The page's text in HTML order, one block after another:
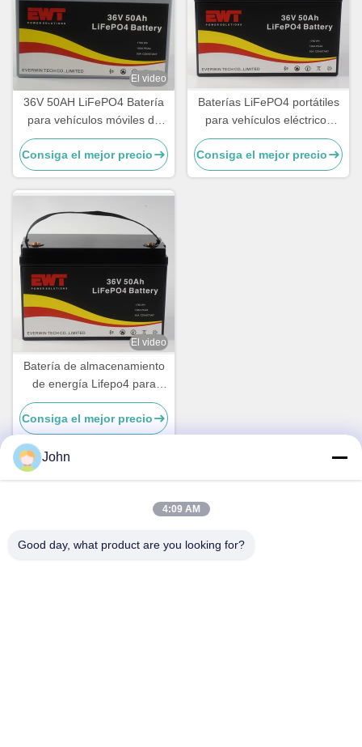
El video
36V 50AH LiFePO4 Batería
para vehículos móviles de
recreo Fuente de
alimentación para sistemas
de almacenamiento de
energía
Consiga el mejor precio
Baterías LiFePO4 portátiles
para vehículos eléctricos
36V 50Ah para
almacenamiento de energía
Consiga el mejor precio
El video
Batería de almacenamiento
de energía Lifepo4 para
ácido de plomo
Consiga el mejor precio
Dirección
John
4:09 AM
Good day, what product are you looking for?